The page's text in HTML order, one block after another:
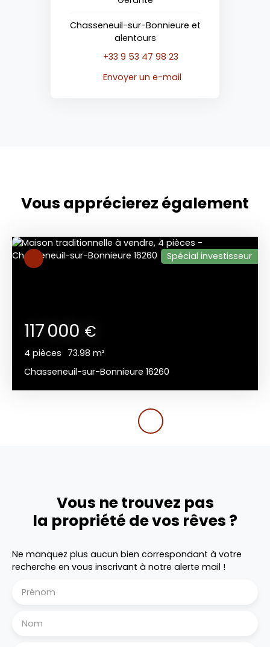
Chasseneuil-sur-Bonnieure et
alentours
+33 9 53 47 98 23
Envoyer un e-mail
Vous apprécierez également
117 000 €
4 pièces 73.98 m²
Chasseneuil-sur-Bonnieure 16260
Spécial investisseur
Vous ne trouvez pas
la propriété de vos rêves ?
Ne manquez plus aucun bien correspondant à votre
recherche en vous inscrivant à notre alerte mail !
Prénom
Nom